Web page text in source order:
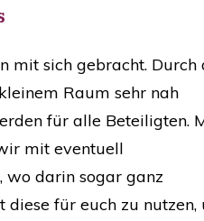
mit sich gebracht. Durch
Raum sehr nah
für alle Beteiligten.
mit eventuell
wo darin sogar ganz
für euch zu nutzen,